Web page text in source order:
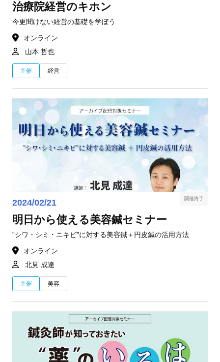
治療院経営のキホン
今更聞けない経営の基礎を学ぼう
オンライン
山本 哲也
主催 経営
2024/02/21
明日から使える美容鍼セミナー
”シワ・シミ・ニキビ”に対する美容鍼＋円皮鍼の活用方法
オンライン
北見 成達
主催 美容
開催終了